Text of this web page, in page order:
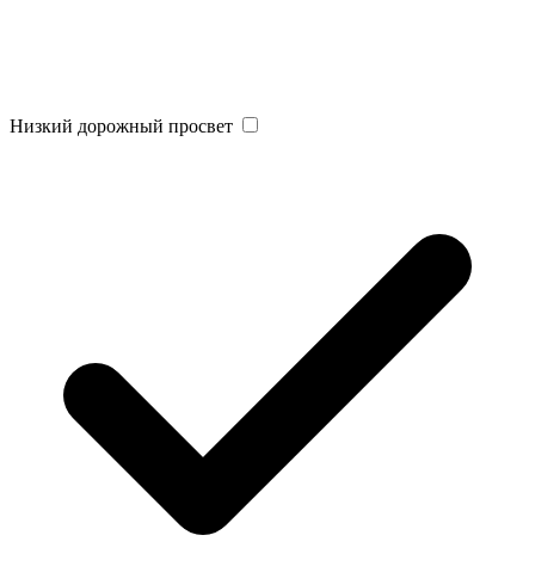
Низкий дорожный просвет